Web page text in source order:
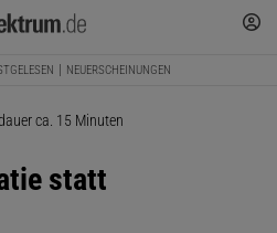
NEUERSCHEINUNGEN
ca. 15 Minuten
statt